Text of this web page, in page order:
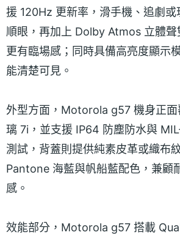
援 120Hz 更新率，滑手機、追劇
順眼，再加上 Dolby Atmos 立體聲
更有臨場感；同時具備高亮度顯示
能清楚可見。
外型方面，Motorola g57 機身正面
璃 7i，並支援 IP64 防塵防水與
測試，背蓋則提供純素皮革或織布
Pantone 海藍與帆船藍配色，兼顧
感。
效能部分，Motorola g57 搭載